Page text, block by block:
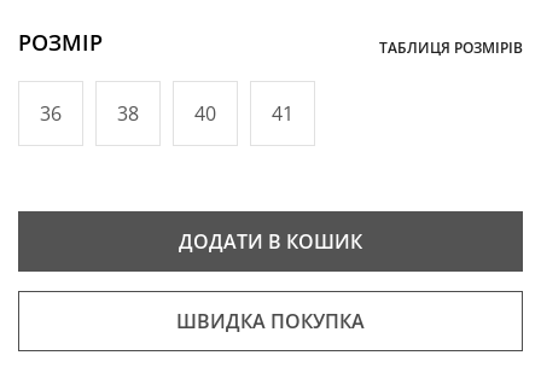
РОЗМІР ТАБЛИЦЯ РОЗМІРІВ
36 38 40 41
ДОДАТИ В КОШИК
ШВИДКА ПОКУПКА